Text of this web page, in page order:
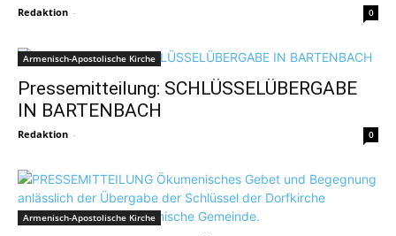
Redaktion - 0
Armenisch-Apostolische Kirche
Pressemitteilung: SCHLÜSSELÜBERGABE
IN BARTENBACH
Redaktion - 0
Armenisch-Apostolische Kirche